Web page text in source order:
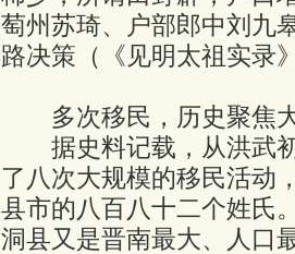
萄州苏琦、户部郎中刘九
路决策（《见明太祖实录
多次移民，历史聚焦
据史料记载，从洪武初
了八次大规模的移民活动
县市的八百八十二个姓氏
洞县又是晋南最大、人口